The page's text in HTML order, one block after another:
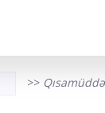
>>